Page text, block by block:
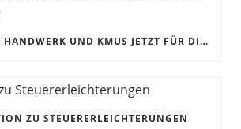
CORONAKRISE: HANDWERK UND KMUS JETZT FÜR DIE ZUKUNFT RÜSTEN
ZU STEUERERLEICHTERUNGEN